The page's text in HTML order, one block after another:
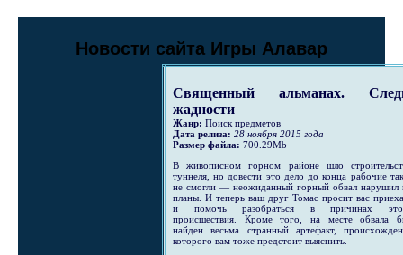
Новости сайта Игры Алавар
Священный альманах.
жадности
Жанр: Поиск предметов
Дата релиза: 28 ноября 2015 года
Размер файла: 700.29Mb
В живописном горном районе шло
туннеля, но довести это дело до конца рабочие
не смогли — неожиданный горный обвал нарушил
планы. И теперь ваш друг Томас просит вас
и помочь разобраться в причинах
происшествия. Кроме того, на месте обвала
найден весьма странный артефакт,
которого вам тоже предстоит выяснить.